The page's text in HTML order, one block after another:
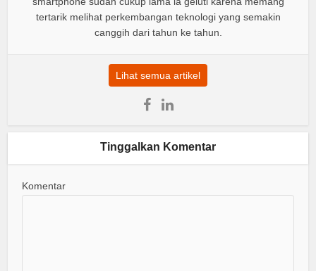
tertarik melihat perkembangan teknologi yang semakin
canggih dari tahun ke tahun.
Lihat semua artikel
Tinggalkan Komentar
Komentar